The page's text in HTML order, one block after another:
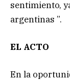
sentimiento,
argentinas ”.
EL ACTO
En la